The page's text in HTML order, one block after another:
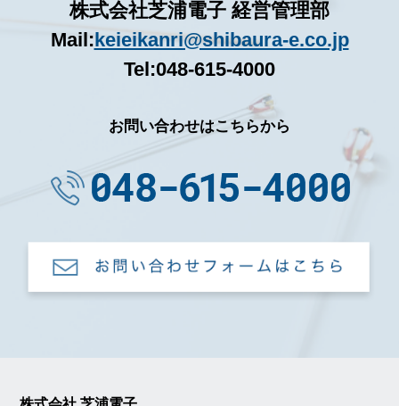
株式会社芝浦電子 経営管理部
Mail:keieikanri@shibaura-e.co.jp
Tel:048-615-4000
お問い合わせはこちらから